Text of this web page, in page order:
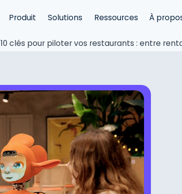
Produit Solutions Ressources À
10 clés pour piloter vos restaurants : entre